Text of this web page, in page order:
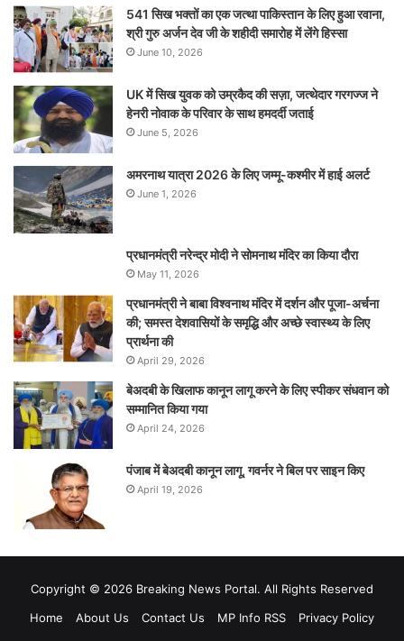
541 सिख भक्तों का एक जत्था पाकिस्तान के लिए हुआ रवाना,
श्री गुरु अर्जन देव जी के शहीदी समारोह में लेंगे हिस्सा
June 10, 2026
UK में सिख युवक को उम्रकैद की सज़ा, जत्थेदार गरगज्ज ने
हेनरी नोवाक के परिवार के साथ हमदर्दी जताई
June 5, 2026
अमरनाथ यात्रा 2026 के लिए जम्मू-कश्मीर में हाई अलर्ट
June 1, 2026
प्रधानमंत्री नरेन्‍द्र मोदी ने सोमनाथ मंदिर का किया दौरा
May 11, 2026
प्रधानमंत्री ने बाबा विश्वनाथ मंदिर में दर्शन और पूजा-अर्चना
की; समस्‍त देशवासियों के समृद्धि और अच्छे स्वास्थ्य के लिए
प्रार्थना की
April 29, 2026
बेअदबी के खिलाफ कानून लागू करने के लिए स्पीकर संधवान को
सम्मानित किया गया
April 24, 2026
पंजाब में बेअदबी कानून लागू, गवर्नर ने बिल पर साइन किए
April 19, 2026
Copyright © 2026 Breaking News Portal. All Rights Reserved
Home
About Us Contact Us MP Info RSS Privacy Policy